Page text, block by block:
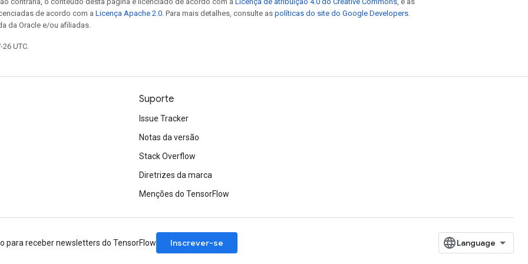
de acordo com a Licença Apache 2.0 . Para mais detalhes, consulte as políticas do site do Google Developers
da Oracle e/ou afiliadas.
UTC.
Suporte
Issue Tracker
Notas da versão
Stack Overflow
Diretrizes da marca
Menções do TensorFlow
para receber newsletters do TensorFlow Inscrever-se